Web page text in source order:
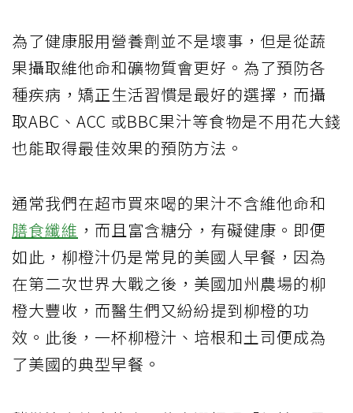
為了健康服用營養劑並不是壞事，但是從蔬
果攝取維他命和礦物質會更好。為了預防各
種疾病，矯正生活習慣是最好的選擇，而攝
取ABC、ACC 或BBC果汁等食物是不用花大錢
也能取得最佳效果的預防方法。
通常我們在超市買來喝的果汁不含維他命和
膳食纖維 ，而且富含糖分，有礙健康。即便
如此，柳橙汁仍是常見的美國人早餐，因為
在第二次世界大戰之後，美國加州農場的柳
橙大豐收，而醫生們又紛紛提到柳橙的功
效。此後，一杯柳橙汁、培根和土司便成為
了美國的典型早餐。